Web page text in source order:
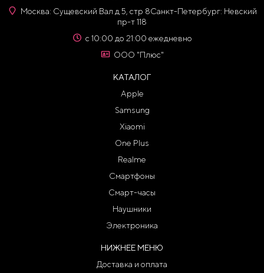
Москва: Сущевский Вал д 5, стр 8Санкт-Петербург: Невский
пр-т 118
с 10:00 до 21:00 ежедневно
ООО "Плюс"
КАТАЛОГ
Apple
Samsung
Xiaomi
One Plus
Realme
Смартфоны
Смарт-часы
Наушники
Электроника
НИЖНЕЕ МЕНЮ
Доставка и оплата